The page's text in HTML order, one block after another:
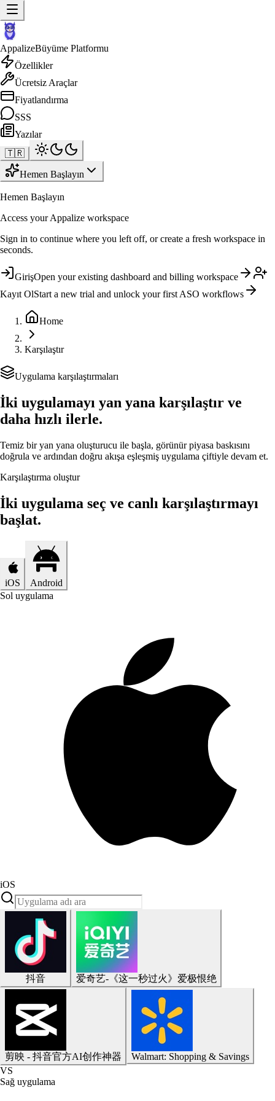
AppalizeBüyüme Platformu
Özellikler
Ücretsiz Araçlar
Fiyatlandırma
SSS
Yazılar
🇹🇷
Hemen Başlayın
Hemen Başlayın
Access your Appalize workspace
Sign in to continue where you left off, or create a fresh workspace in
seconds.
GirişOpen your existing dashboard and billing workspace
Kayıt OlStart a new trial and unlock your first ASO workflows
Home
Karşılaştır
Uygulama karşılaştırmaları
İki uygulamayı yan yana karşılaştır ve
daha hızlı ilerle.
Temiz bir yan yana oluşturucu ile başla, görünür piyasa baskısını
doğrula ve ardından doğru akışa eşleşmiş uygulama çiftiyle devam et.
Karşılaştırma oluştur
İki uygulama seç ve canlı karşılaştırmayı
başlat.
iOS
Android
Sol uygulama
iOS
抖音 爱奇艺-《这一秒过火》爱极恨绝
剪映 - 抖音官方AI创作神器
Walmart: Shopping & Savings
VS
Sağ uygulama